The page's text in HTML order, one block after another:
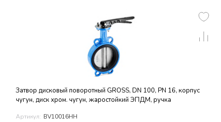
Затвор дисковый поворотный GROSS, DN 100, PN 16, корпус
чугун, диск хром. чугун, жаростойкий ЭПДМ, ручка
Артикул: BV10016HH